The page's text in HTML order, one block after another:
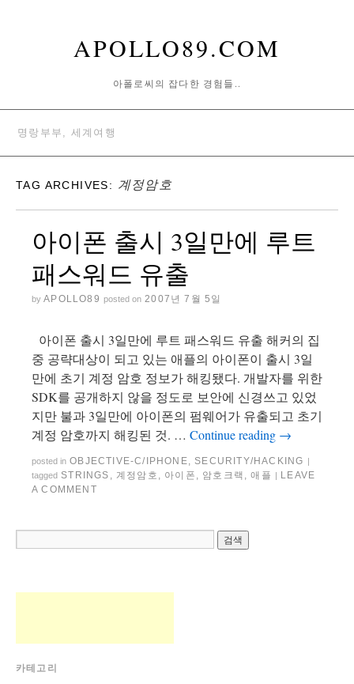
APOLLO89.COM
아폴로씨의 잡다한 경험들..
명랑부부, 세계여행
TAG ARCHIVES: 계정암호
아이폰 출시 3일만에 루트
패스워드 유출
by APOLLO89 posted on 2007년 7월 5일
아이폰 출시 3일만에 루트 패스워드 유출 해커의 집
중 공략대상이 되고 있는 애플의 아이폰이 출시 3일
만에 초기 계정 암호 정보가 해킹됐다. 개발자를 위한
SDK를 공개하지 않을 정도로 보안에 신경쓰고 있었
지만 불과 3일만에 아이폰의 펌웨어가 유출되고 초기
계정 암호까지 해킹된 것. … Continue reading →
posted in OBJECTIVE-C/IPHONE, SECURITY/HACKING |
tagged STRINGS ,계정암호 , 아이폰 , 암호크랙 ,애플 | LEAVE
A COMMENT
카테고리